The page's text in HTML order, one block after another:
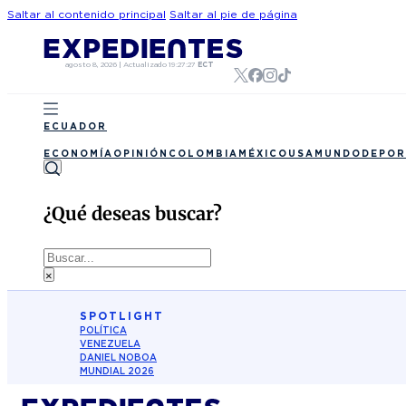
Saltar al contenido principal Saltar al pie de página
agosto 8, 2026 | Actualizado 19:27:27 ECT
ECUADOR
ECONOMÍA OPINIÓN COLOMBIA MÉXICO USA MUNDO
¿Qué deseas buscar?
Buscar
×
SPOTLIGHT
POLÍTICA
VENEZUELA
DANIEL NOBOA
MUNDIAL 2026